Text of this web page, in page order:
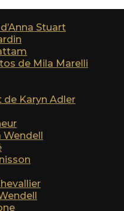
Stuart
de Mila Marelli
Karyn Adler
Wendell